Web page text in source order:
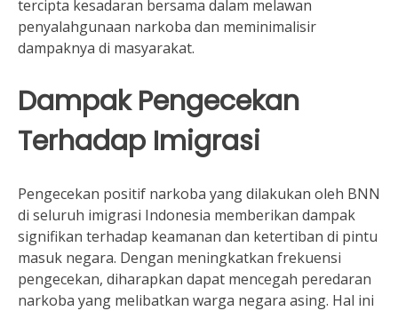
tercipta kesadaran bersama dalam melawan
penyalahgunaan narkoba dan meminimalisir
dampaknya di masyarakat.
Dampak Pengecekan
Terhadap Imigrasi
Pengecekan positif narkoba yang dilakukan oleh BNN
di seluruh imigrasi Indonesia memberikan dampak
signifikan terhadap keamanan dan ketertiban di pintu
masuk negara. Dengan meningkatkan frekuensi
pengecekan, diharapkan dapat mencegah peredaran
narkoba yang melibatkan warga negara asing. Hal ini